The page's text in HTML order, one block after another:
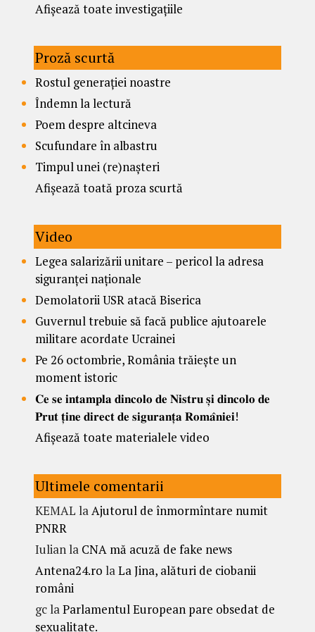
Afișează toate investigațiile
Proză scurtă
Rostul generației noastre
Îndemn la lectură
Poem despre altcineva
Scufundare în albastru
Timpul unei (re)nașteri
Afișează toată proza scurtă
Video
Legea salarizării unitare – pericol la adresa
siguranței naționale
Demolatorii USR atacă Biserica
Guvernul trebuie să facă publice ajutoarele
militare acordate Ucrainei
Pe 26 octombrie, România trăiește un
moment istoric
𝐂𝐞 𝐬𝐞 𝐢𝐧𝐭𝐚𝐦𝐩𝐥𝐚 𝐝𝐢𝐧𝐜𝐨𝐥𝐨 𝐝𝐞 𝐍𝐢𝐬𝐭𝐫𝐮 𝐬̦𝐢 𝐝𝐢𝐧𝐜𝐨𝐥𝐨 𝐝𝐞
𝐏𝐫𝐮𝐭 𝐭̦𝐢𝐧𝐞 𝐝𝐢𝐫𝐞𝐜𝐭 𝐝𝐞 𝐬𝐢𝐠𝐮𝐫𝐚𝐧𝐭̦𝐚 𝐑𝐨𝐦𝐚̂𝐧𝐢𝐞𝐢!
Afișează toate materialele video
Ultimele comentarii
KEMAL laAjutorul de înmormîntare numit
PNRR
Iulianla CNA mă acuză de fake news
Antena24.ro laLa Jina, alături de ciobanii
români
gclaParlamentul European pare obsedat de
sexualitate.